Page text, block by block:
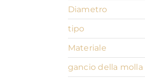
Diametro
tipo
Materiale
gancio della molla